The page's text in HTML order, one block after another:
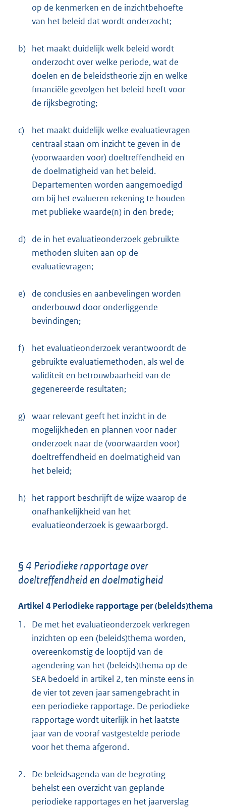
op de kenmerken en de inzichtbehoefte
van het beleid dat wordt onderzocht;
b) het maakt duidelijk welk beleid wordt
onderzocht over welke periode, wat de
doelen en de beleidstheorie zijn en welke
financiële gevolgen het beleid heeft voor
de rijksbegroting;
c)
het maakt duidelijk welke evaluatievragen
centraal staan om inzicht te geven in de
(voorwaarden voor) doeltreffendheid en
de doelmatigheid van het beleid.
Departementen worden aangemoedigd
om bij het evalueren rekening te houden
met publieke waarde(n) in den brede;
d) de in het evaluatieonderzoek gebruikte
methoden sluiten aan op de
evaluatievragen;
e)
de conclusies en aanbevelingen worden
onderbouwd door onderliggende
bevindingen;
f)
het evaluatieonderzoek verantwoordt de
gebruikte evaluatiemethoden, als wel de
validiteit en betrouwbaarheid van de
gegenereerde resultaten;
g) waar relevant geeft het inzicht in de
mogelijkheden en plannen voor nader
onderzoek naar de (voorwaarden voor)
doeltreffendheid en doelmatigheid van
het beleid;
h) het rapport beschrijft de wijze waarop de
onafhankelijkheid van het
evaluatieonderzoek is gewaarborgd.
§ 4 Periodieke rapportage over
doeltreffendheid en doelmatigheid
Artikel 4 Periodieke rapportage per (beleids)thema
1.
De met het evaluatieonderzoek verkregen
inzichten op een (beleids)thema worden,
overeenkomstig de looptijd van de
agendering van het (beleids)thema op de
SEA bedoeld in artikel 2, ten minste eens in
de vier tot zeven jaar samengebracht in
een periodieke rapportage. De periodieke
rapportage wordt uiterlijk in het laatste
jaar van de vooraf vastgestelde periode
voor het thema afgerond.
2.
De beleidsagenda van de begroting
behelst een overzicht van geplande
periodieke rapportages en het jaarverslag